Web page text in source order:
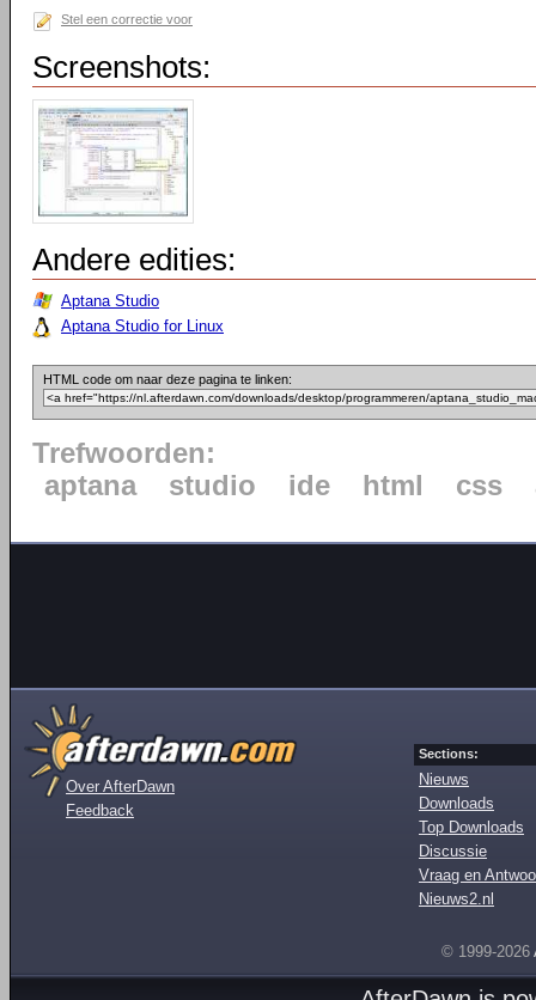
Stel een correctie voor
Screenshots:
Andere edities:
Aptana Studio
Aptana Studio for Linux
HTML code om naar deze pagina te linken:
Trefwoorden:
aptana
studio ide html css
Over AfterDawn
Feedback
Sections:
Nieuws
Downloads
Top Downloads
Discussie
Vraag en
Nieuws2.nl
© 1999-2026